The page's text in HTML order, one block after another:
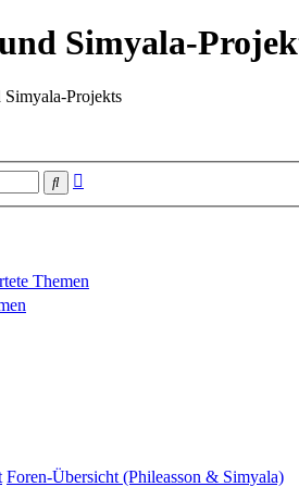
Simyala-
Simyala-Projekts
Suche
Themen
Foren-Übersicht (Phileasson & Simyala)